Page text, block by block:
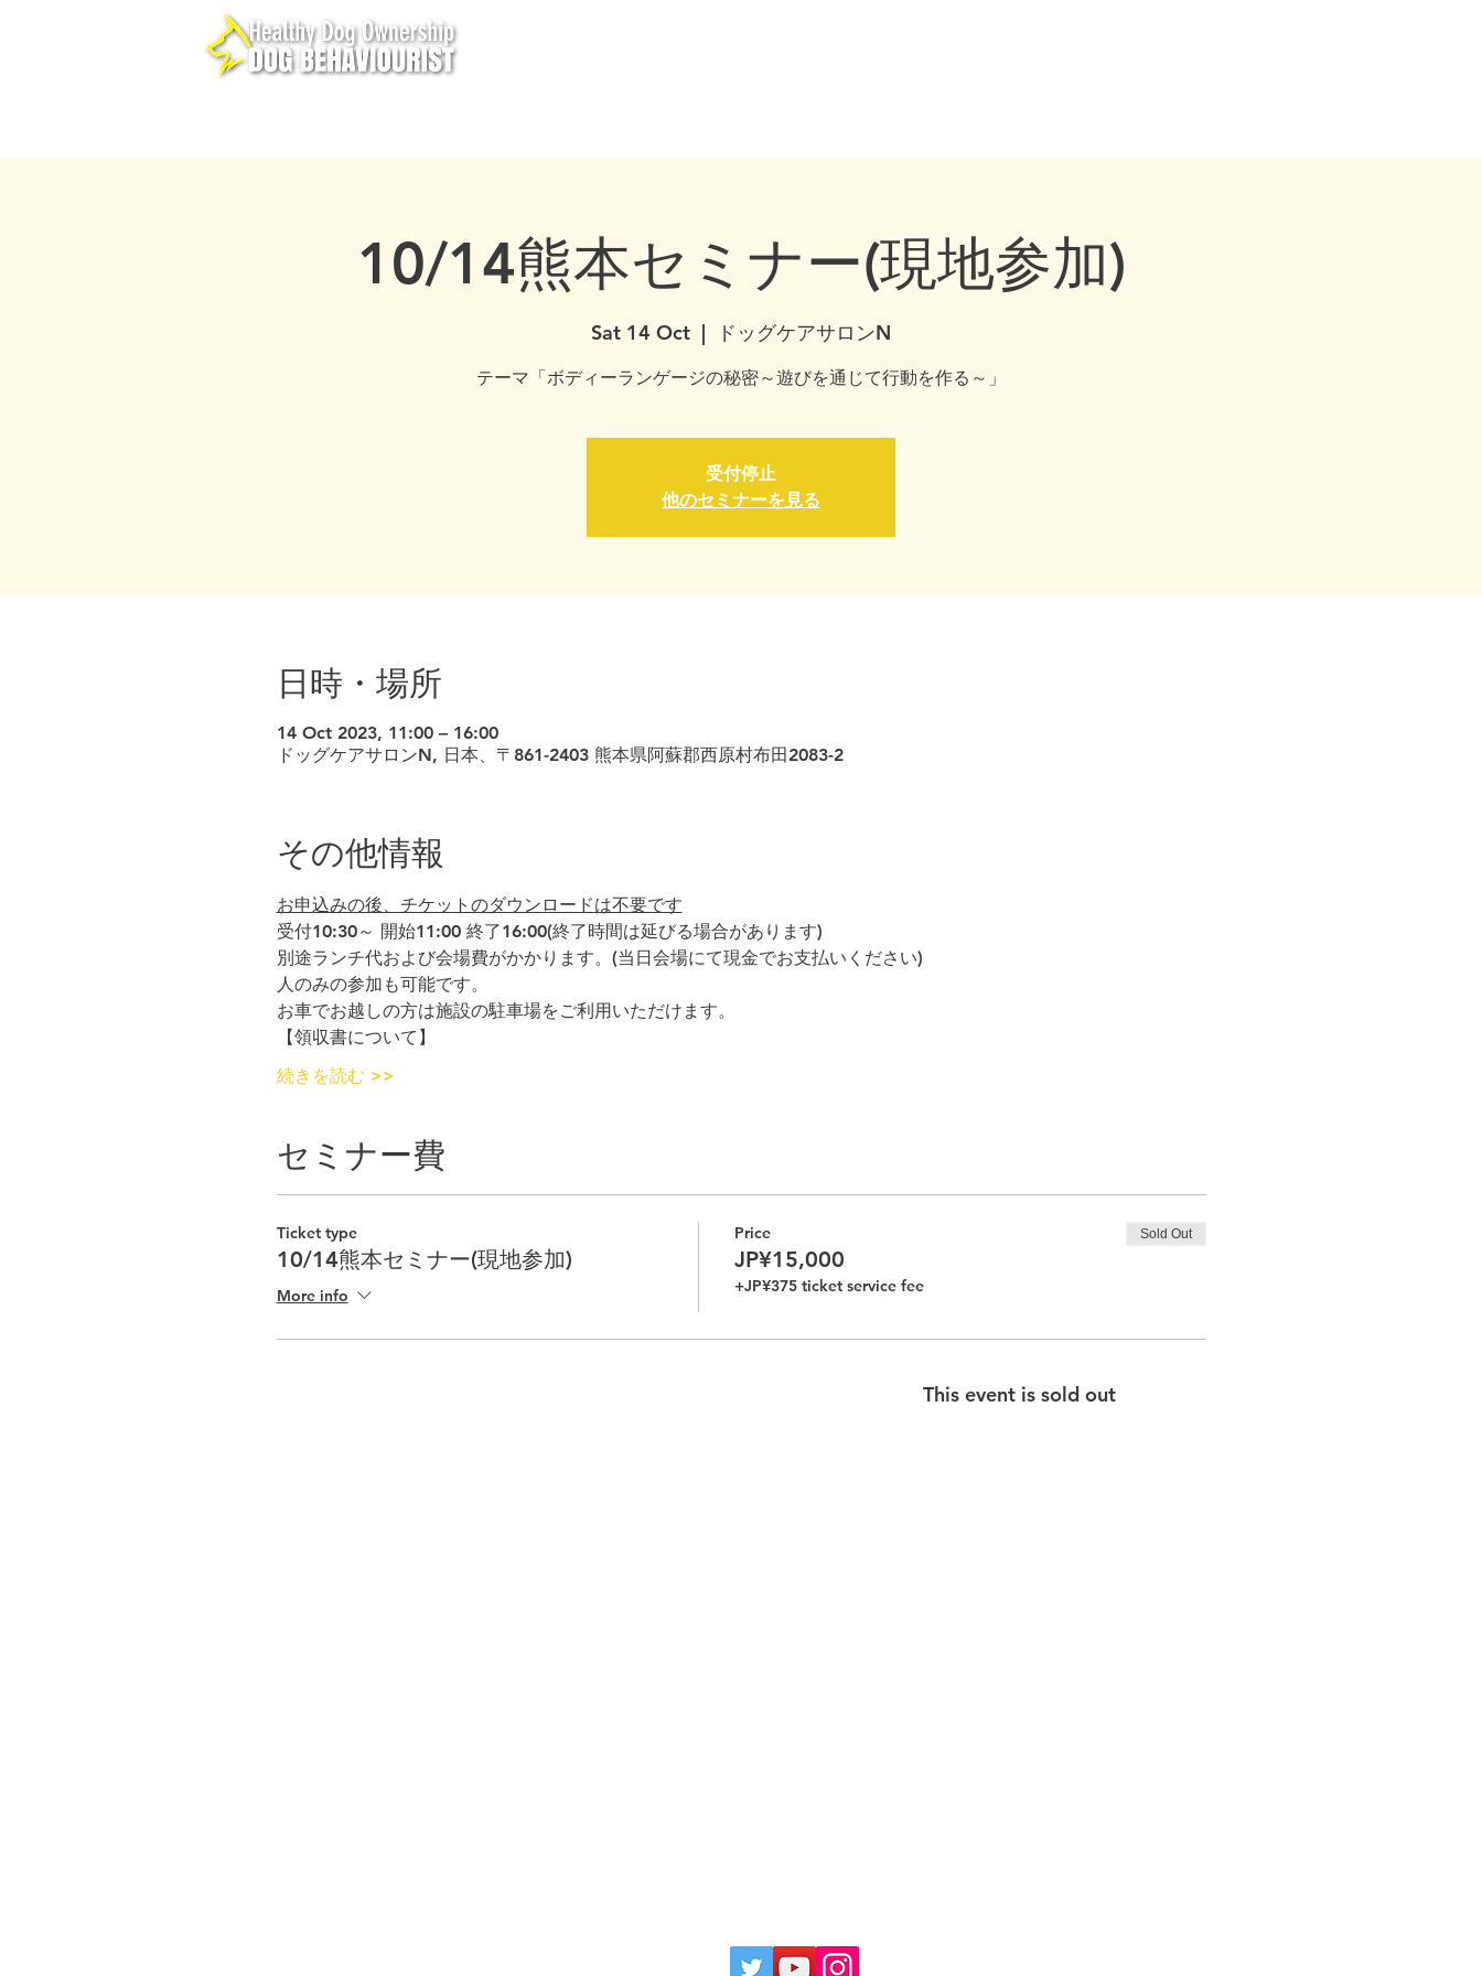
healthydogownership ・ Dog training ・ Problem behavior ・ Dog psychology ・ Dog ethology ・ Dog trainer ・ Dog behaviorist ・ Yokohama ・ Yokosuka ・ Tokyo ・
10/14熊本セミナー(現地参加)
Sat 14 Oct
  |
ドッグケアサロンN
テーマ「ボディーランゲージの秘密～遊びを通じて行動を作る～」
受付停止
他のセミナーを見る
日時・場所
14 Oct 2023, 11:00 – 16:00
ドッグケアサロンN, 日本、〒861-2403 熊本県阿蘇郡西原村布田2083-2
その他情報
お申込みの後、チケットのダウンロードは不要です
受付10:30～ 開始11:00 終了16:00(終了時間は延びる場合があります)
別途ランチ代および会場費がかかります。(当日会場にて現金でお支払いください)
人のみの参加も可能です。
お車でお越しの方は施設の駐車場をご利用いただけます。
【領収書について】
続きを読む >>
セミナー費
Ticket type
10/14熊本セミナー(現地参加)
More info
Price
JP¥15,000
+JP¥375 ticket service fee
Sold Out
This event is sold out